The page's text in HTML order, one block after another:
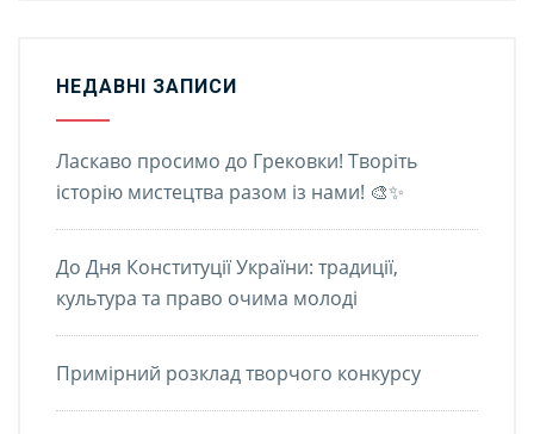
НЕДАВНІ ЗАПИСИ
Ласкаво просимо до Грековки! Творіть
історію мистецтва разом із нами! 🎨✨
До Дня Конституції України: традиції,
культура та право очима молоді
Примірний розклад творчого конкурсу